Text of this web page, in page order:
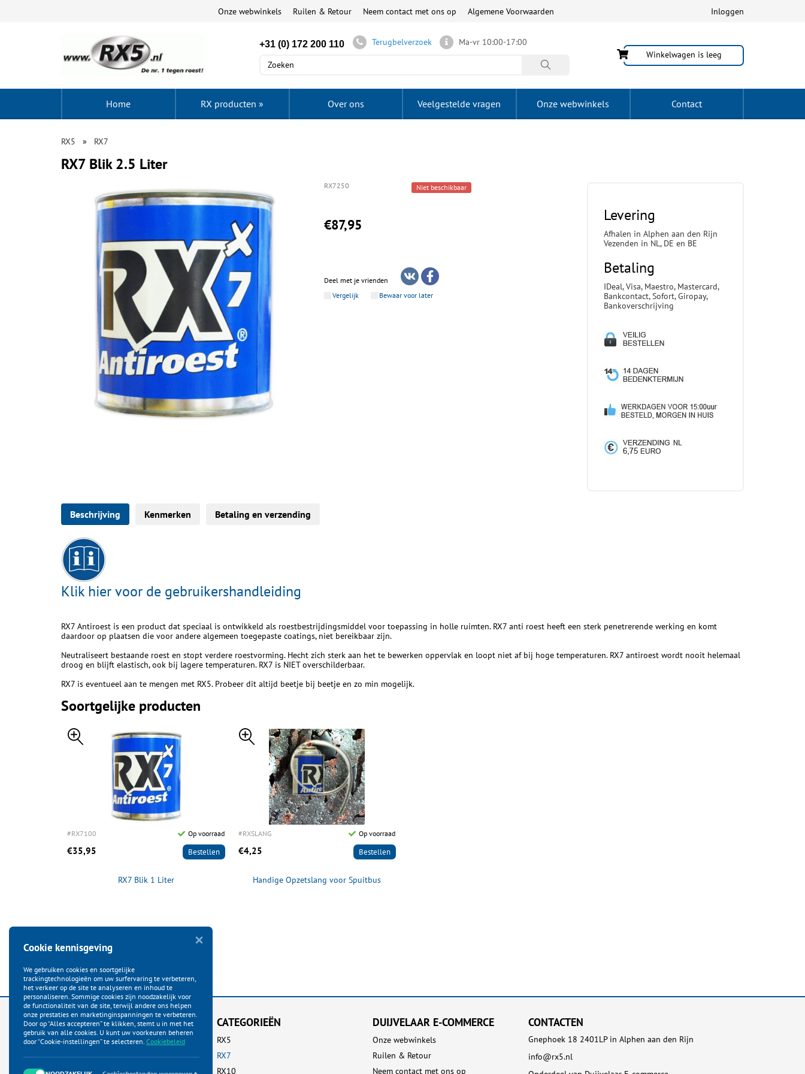
Inloggen
Onze webwinkels Ruilen & Retour Neem contact met ons op Algemene Voorwaarden
+31 (0) 172 200 110 Terugbelverzoek
Ma-vr 10:00-17:00
Winkelwagen is leeg
Home RX producten » Over ons Veelgestelde vragen Onze webwinkels Contact
RX5 RX7
RX7 Blik 2.5 Liter
RX7250 Niet beschikbaar
€87,95
Deel met je vrienden
Vergelijk
Bewaar voor later
Levering
Afhalen in Alphen aan den Rijn
Vezenden in NL, DE en BE
Betaling
IDeal, Visa, Maestro, Mastercard,
Bankcontact, Sofort, Giropay,
Bankoverschrijving
Beschrijving Kenmerken Betaling en verzending
Klik hier voor de gebruikershandleiding
RX7 Antiroest is een product dat speciaal is ontwikkeld als roestbestrijdingsmiddel voor toepassing in holle ruimten. RX7 anti roest heeft een sterk penetrerende werking en komt
daardoor op plaatsen die voor andere algemeen toegepaste coatings, niet bereikbaar zijn.
Neutraliseert bestaande roest en stopt verdere roestvorming. Hecht zich sterk aan het te bewerken oppervlak en loopt niet af bij hoge temperaturen. RX7 antiroest wordt nooit helemaal
droog en blijft elastisch, ook bij lagere temperaturen. RX7 is NIET overschilderbaar.
RX7 is eventueel aan te mengen met RX5. Probeer dit altijd beetje bij beetje en zo min mogelijk.
Soortgelijke producten
#RX7100 Op voorraad
€35,95 Bestellen
RX7 Blik 1 Liter
#RXSLANG Op voorraad
€4,25 Bestellen
Handige Opzetslang voor Spuitbus
KLANTENSERVICE
Startpagina
Bestellen
Betalen
CATEGORIEËN
RX5
RX7
RX10
DUIJVELAAR E-COMMERCE
Onze webwinkels
Ruilen & Retour
Neem contact met ons op
CONTACTEN
Gnephoek 18 2401LP in Alphen aan den Rijn
info@rx5.nl
Cookie kennisgeving
We gebruiken cookies en soortgelijke
trackingtechnologieën om uw surfervaring te verbeteren,
het verkeer op de site te analyseren en inhoud te
personaliseren. Sommige cookies zijn noodzakelijk voor
de functionaliteit van de site, terwijl andere ons helpen
onze prestaties en marketinginspanningen te verbeteren.
Door op “Alles accepteren” te klikken, stemt u in met het
gebruik van alle cookies. U kunt uw voorkeuren beheren
door “Cookie-instellingen” te selecteren. Cookiebeleid